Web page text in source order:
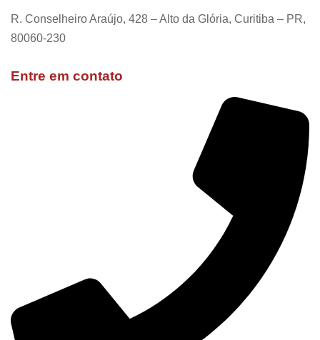
R. Conselheiro Araújo, 428 – Alto da Glória, Curitiba – PR,
80060-230
Entre em contato